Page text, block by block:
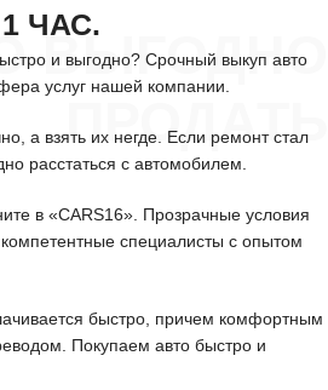
ВЫГОДНО
ПРОДАТЬ
1 ЧАС.
и выгодно? Срочный выкуп авто
услуг нашей компании.
а взять их негде. Если ремонт стал
расстаться с автомобилем.
в «CARS16». Прозрачные условия
специалисты с опытом
быстро, причем комфортным
Покупаем авто быстро и